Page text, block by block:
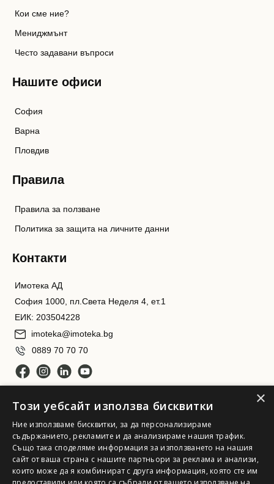
Кои сме ние?
Мениджмънт
Често задавани въпроси
Нашите офиси
София
Варна
Пловдив
Правила
Правила за ползване
Политика за защита на личните данни
Контакти
Имотека АД
София 1000, пл.Света Неделя 4, ет.1
ЕИК: 203504228
imoteka@imoteka.bg
0889 70 70 70
Имотека АД. Всички права запазени
×
Този уебсайт използва бисквитки
Ние използваме бисквитки, за да персонализираме
съдържанието, рекламите и да анализираме нашия трафик.
Също така споделяме информация за използването на нашия
сайт от ваша страна с нашите партньори за реклама и анализи,
които може да я комбинират с друга информация, която сте им